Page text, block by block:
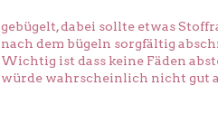
gebügelt, dabei sollte etwas
nach dem bügeln sorgfältig
Wichtig ist dass keine Fäden
würde wahrscheinlich nicht gut